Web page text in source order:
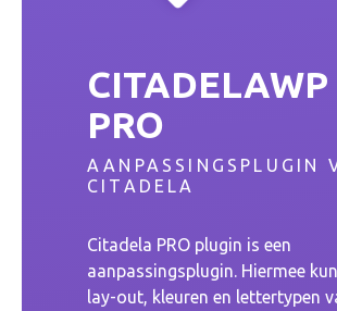
CITADELAWP
PRO
AANPASSINGSPLUGIN
CITADELA
Citadela PRO plugin is een
aanpassingsplugin. Hiermee
lay-out, kleuren en lettertypen